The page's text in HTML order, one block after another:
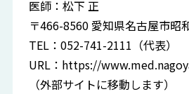
医師：松下 正
〒466-8560 愛知県名古屋市昭
TEL：052-741-2111（代表）
URL： https://
（外部サイトに移動します）